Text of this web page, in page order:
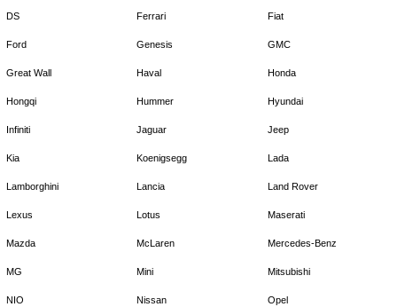
DS Ferrari Fiat
Ford Genesis GMC
Great Wall Haval Honda
Hongqi Hummer Hyundai
Infiniti Jaguar Jeep
Kia Koenigsegg Lada
Lamborghini Lancia Land Rover
Lexus Lotus Maserati
Mazda McLaren Mercedes-Benz
MG Mini Mitsubishi
NIO Nissan Opel